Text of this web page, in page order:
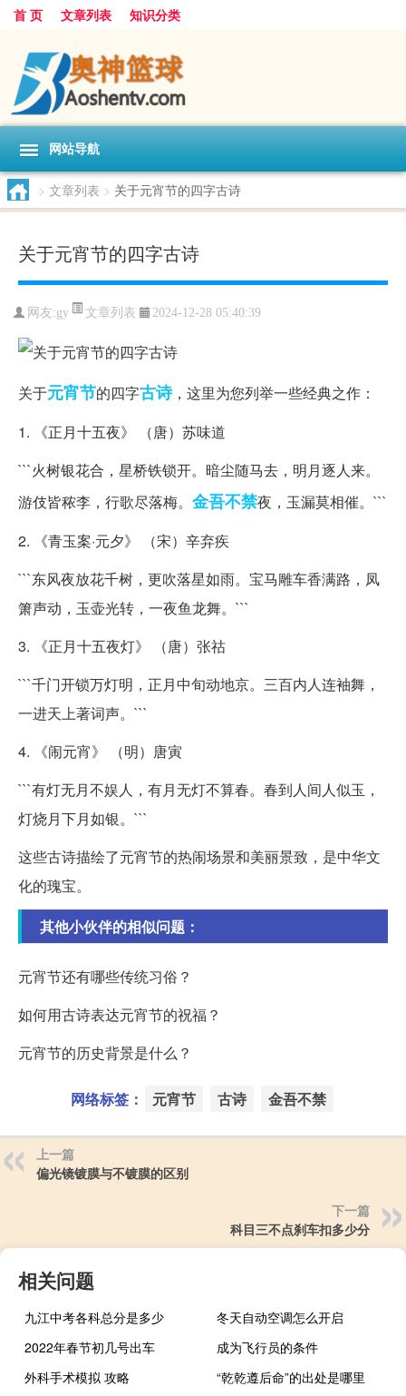
首 页 文章列表 知识分类
网站导航
> 文章列表 > 关于元宵节的四字古诗
关于元宵节的四字古诗
网友:gy 文章列表 2024-12-28 05:40:39
关于元宵节的四字古诗，这里为您列举一些经典之作：
1. 《正月十五夜》 （唐）苏味道
```火树银花合，星桥铁锁开。暗尘随马去，明月逐人来。
游伎皆秾李，行歌尽落梅。 金吾不禁夜，玉漏莫相催。```
2. 《青玉案·元夕》 （宋）辛弃疾
```东风夜放花千树，更吹落星如雨。宝马雕车香满路，凤
箫声动，玉壶光转，一夜鱼龙舞。```
3. 《正月十五夜灯》 （唐）张祜
```千门开锁万灯明，正月中旬动地京。三百内人连袖舞，
一进天上著词声。```
4. 《闹元宵》 （明）唐寅
```有灯无月不娱人，有月无灯不算春。春到人间人似玉，
灯烧月下月如银。```
这些古诗描绘了元宵节的热闹场景和美丽景致，是中华文
化的瑰宝。
其他小伙伴的相似问题：
元宵节还有哪些传统习俗？
如何用古诗表达元宵节的祝福？
元宵节的历史背景是什么？
网络标签： 元宵节 古诗 金吾不禁
上一篇
偏光镜镀膜与不镀膜的区别
下一篇
科目三不点刹车扣多少分
相关问题
九江中考各科总分是多少
冬天自动空调怎么开启
2022年春节初几号出车
成为飞行员的条件
外科手术模拟 攻略
“乾乾遵后命”的出处是哪里